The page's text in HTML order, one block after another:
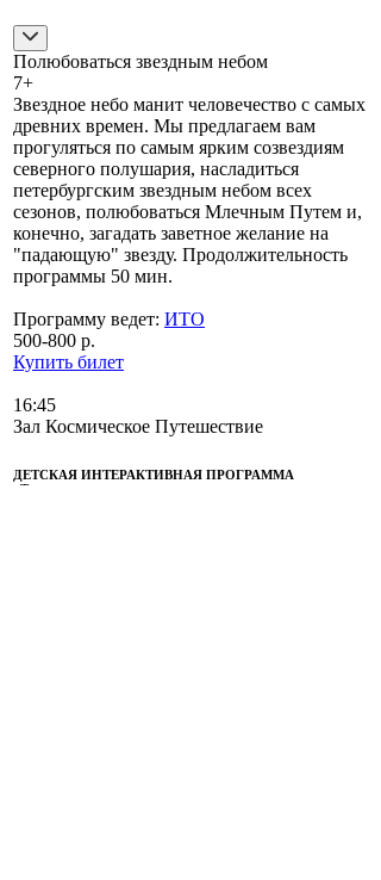
Полюбоваться звездным небом
7+
Звездное небо манит человечество с самых
древних времен. Мы предлагаем вам
прогуляться по самым ярким созвездиям
северного полушария, насладиться
петербургским звездным небом всех
сезонов, полюбоваться Млечным Путем и,
конечно, загадать заветное желание на
"падающую" звезду. Продолжительность
программы 50 мин.
Программу ведет: ИТО
500-800 р.
Купить билет
16:45
Зал Космическое Путешествие
ДЕТСКАЯ ИНТЕРАКТИВНАЯ ПРОГРАММА
«Таинственные спутники планет»